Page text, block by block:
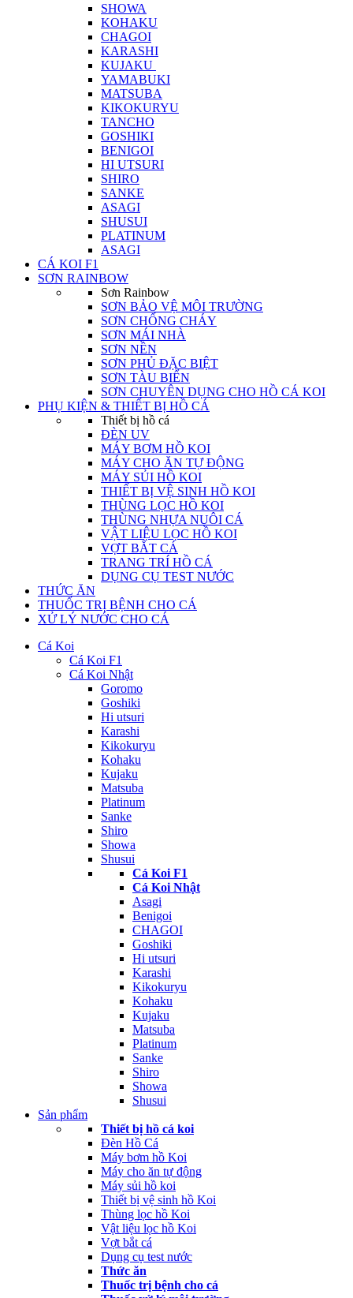
SHOWA
KOHAKU
CHAGOI
KARASHI
KUJAKU
YAMABUKI
MATSUBA
KIKOKURYU
TANCHO
GOSHIKI
BENIGOI
HI UTSURI
SHIRO
SANKE
ASAGI
SHUSUI
PLATINUM
ASAGI
CÁ KOI F1
SƠN RAINBOW
Sơn Rainbow
SƠN BẢO VỆ MÔI TRƯỜNG
SƠN CHỐNG CHÁY
SƠN MÁI NHÀ
SƠN NỀN
SƠN PHỦ ĐẶC BIỆT
SƠN TÀU BIỂN
SƠN CHUYÊN DỤNG CHO HỒ CÁ KOI
PHỤ KIỆN & THIẾT BỊ HỒ CÁ
Thiết bị hồ cá
ĐÈN UV
MÁY BƠM HỒ KOI
MÁY CHO ĂN TỰ ĐỘNG
MÁY SỦI HỒ KOI
THIẾT BỊ VỆ SINH HỒ KOI
THÙNG LỌC HỒ KOI
THÙNG NHỰA NUÔI CÁ
VẬT LIỆU LỌC HỒ KOI
VỢT BẮT CÁ
TRANG TRÍ HỒ CÁ
DỤNG CỤ TEST NƯỚC
THỨC ĂN
THUỐC TRỊ BỆNH CHO CÁ
XỬ LÝ NƯỚC CHO CÁ
Cá Koi
Cá Koi F1
Cá Koi Nhật
Goromo
Goshiki
Hi utsuri
Karashi
Kikokuryu
Kohaku
Kujaku
Matsuba
Platinum
Sanke
Shiro
Showa
Shusui
Cá Koi F1
Cá Koi Nhật
Asagi
Benigoi
CHAGOI
Goshiki
Hi utsuri
Karashi
Kikokuryu
Kohaku
Kujaku
Matsuba
Platinum
Sanke
Shiro
Showa
Shusui
Sản phẩm
Thiết bị hồ cá koi
Đèn Hồ Cá
Máy bơm hồ Koi
Máy cho ăn tự động
Máy sủi hồ koi
Thiết bị vệ sinh hồ Koi
Thùng lọc hồ Koi
Vật liệu lọc hồ Koi
Vợt bắt cá
Dụng cụ test nước
Thức ăn
Thuốc trị bệnh cho cá